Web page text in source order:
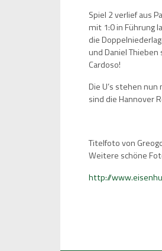
Spiel 2 verlief aus
mit 1:0 in Führung
die
und Daniel Thieben
Cardoso!
Die U’s stehen
sind die Hannover
Titelfoto von
Weitere schöne
http://